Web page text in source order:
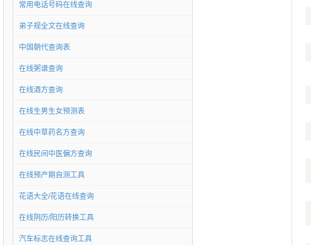
常用电话号码在线查询
弟子规全文在线查询
中国朝代查询表
在线粥谱查询
在线酒方查询
在线生男生女预测表
在线中草药名方查询
在线民间中医偏方查询
在线预产期自测工具
花语大全/花语在线查询
在线阴历/阳历转换工具
汽车标志在线查询工具